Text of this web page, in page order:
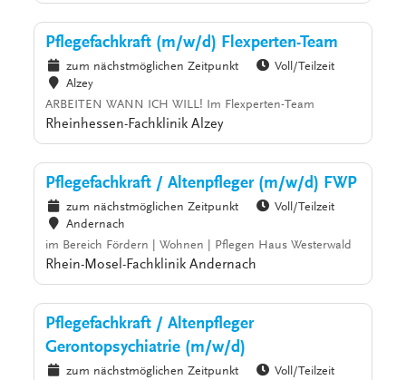
Pflegefachkraft (m/w/d) Flexperten-Team
zum nächstmöglichen Zeitpunkt
Voll/Teilzeit
Alzey
ARBEITEN WANN ICH WILL! Im Flexperten-Team
Rheinhessen-Fachklinik Alzey
Pflegefachkraft / Altenpfleger (m/w/d) FWP
zum nächstmöglichen Zeitpunkt
Voll/Teilzeit
Andernach
im Bereich Fördern | Wohnen | Pflegen Haus Westerwald
Rhein-Mosel-Fachklinik Andernach
Pflegefachkraft / Altenpfleger
Gerontopsychiatrie (m/w/d)
zum nächstmöglichen Zeitpunkt
Voll/Teilzeit